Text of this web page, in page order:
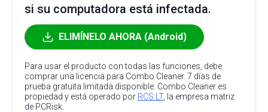
si su computadora está infectada.
ELIMÍNELO AHORA (Android)
Para usar el producto con todas las funciones, debe
comprar una licencia para Combo Cleaner. 7 días de
prueba gratuita limitada disponible. Combo Cleaner es
propiedad y está operado por RCS LT, la empresa matriz
de PCRisk.